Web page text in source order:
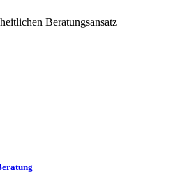
Beratungsansatz